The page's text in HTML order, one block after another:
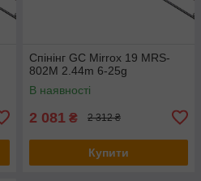
Спінінг GC Mirrox 19 MRS-
802M 2.44m 6-25g
В наявності
2 081 ₴ 2 312 ₴
Купити